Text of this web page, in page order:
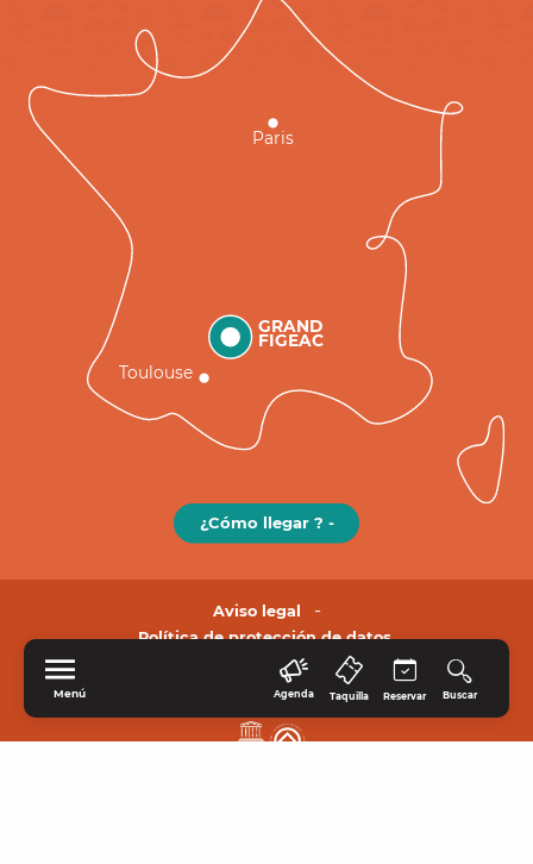
Menú Agenda Taquilla Reservar Buscar
GRAND
FIGEAC
Toulouse
Paris
¿Cómo llegar ? -
Aviso legal
Política de protección de datos.